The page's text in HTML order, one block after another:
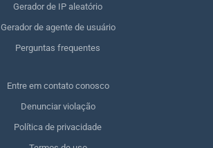
Gerador de IP aleatório
Gerador de agente de usuário
Perguntas frequentes
Entre em contato conosco
Denunciar violação
Política de privacidade